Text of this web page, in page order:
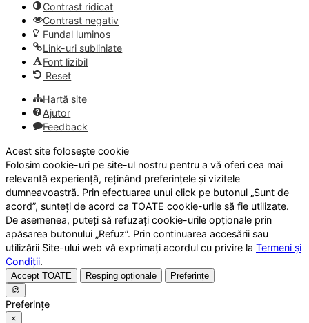
Contrast ridicat
Contrast negativ
Fundal luminos
Link-uri subliniate
Font lizibil
Reset
Hartă site
Ajutor
Feedback
Acest site folosește cookie
Folosim cookie-uri pe site-ul nostru pentru a vă oferi cea mai
relevantă experiență, reținând preferințele și vizitele
dumneavoastră. Prin efectuarea unui click pe butonul „Sunt de
acord”, sunteți de acord ca TOATE cookie-urile să fie utilizate.
De asemenea, puteți să refuzați cookie-urile opționale prin
apăsarea butonului „Refuz”. Prin continuarea accesării sau
utilizării Site-ului web vă exprimați acordul cu privire la Termeni și
Condiții.
Accept TOATE Resping opționale
Preferințe
🍪
Preferințe
×